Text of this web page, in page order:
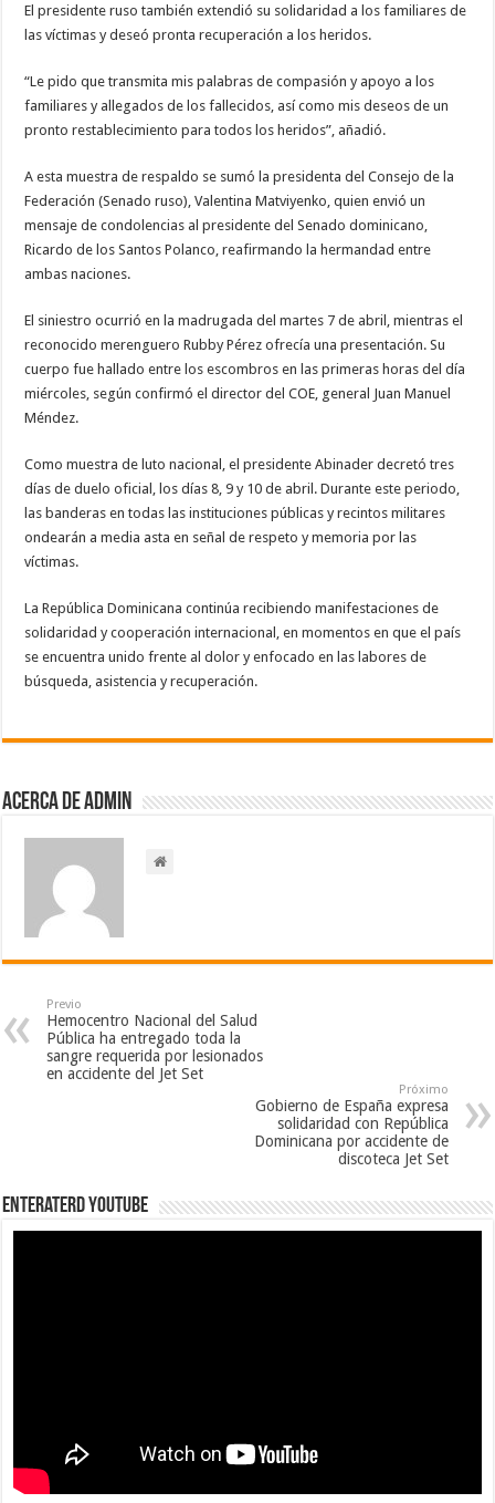
El presidente ruso también extendió su solidaridad a los familiares de
las víctimas y deseó pronta recuperación a los heridos.
“Le pido que transmita mis palabras de compasión y apoyo a los
familiares y allegados de los fallecidos, así como mis deseos de un
pronto restablecimiento para todos los heridos”, añadió.
A esta muestra de respaldo se sumó la presidenta del Consejo de la
Federación (Senado ruso), Valentina Matviyenko, quien envió un
mensaje de condolencias al presidente del Senado dominicano,
Ricardo de los Santos Polanco, reafirmando la hermandad entre
ambas naciones.
El siniestro ocurrió en la madrugada del martes 7 de abril, mientras el
reconocido merenguero Rubby Pérez ofrecía una presentación. Su
cuerpo fue hallado entre los escombros en las primeras horas del día
miércoles, según confirmó el director del COE, general Juan Manuel
Méndez.
Como muestra de luto nacional, el presidente Abinader decretó tres
días de duelo oficial, los días 8, 9 y 10 de abril. Durante este periodo,
las banderas en todas las instituciones públicas y recintos militares
ondearán a media asta en señal de respeto y memoria por las
víctimas.
La República Dominicana continúa recibiendo manifestaciones de
solidaridad y cooperación internacional, en momentos en que el país
se encuentra unido frente al dolor y enfocado en las labores de
búsqueda, asistencia y recuperación.
Acerca de admin
Previo
Hemocentro Nacional del Salud
Pública ha entregado toda la
sangre requerida por lesionados
en accidente del Jet Set
Próximo
Gobierno de España expresa
solidaridad con República
Dominicana por accidente de
discoteca Jet Set
EnterateRD YOUTUBE